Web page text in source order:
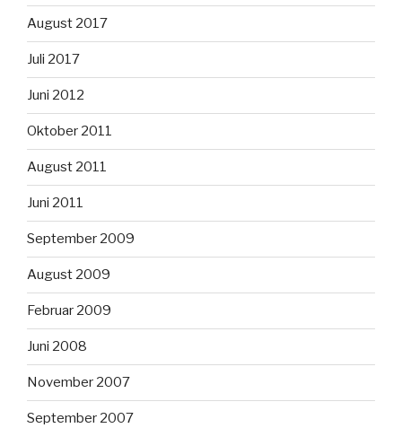
August 2017
Juli 2017
Juni 2012
Oktober 2011
August 2011
Juni 2011
September 2009
August 2009
Februar 2009
Juni 2008
November 2007
September 2007